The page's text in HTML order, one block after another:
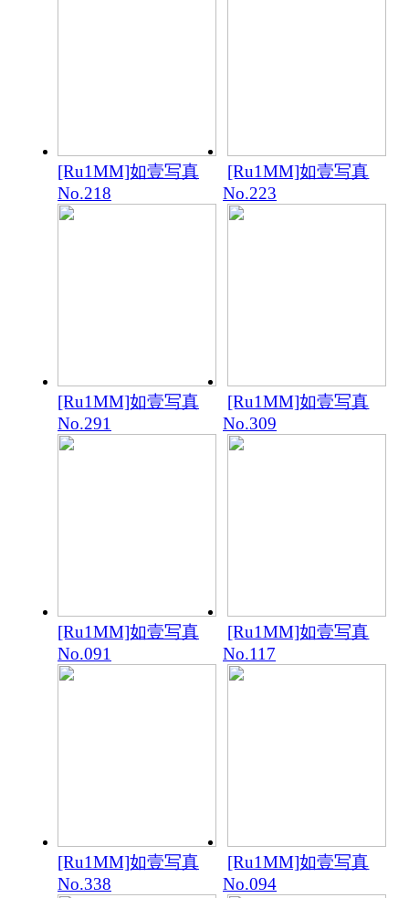
[Ru1MM]如壹写真
No.218
[Ru1MM]如壹写真
No.223
[Ru1MM]如壹写真
No.291
[Ru1MM]如壹写真
No.309
[Ru1MM]如壹写真
No.091
[Ru1MM]如壹写真
No.117
[Ru1MM]如壹写真
No.338
[Ru1MM]如壹写真
No.094